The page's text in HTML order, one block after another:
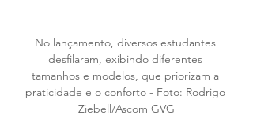
No lançamento, diversos estudantes
desfilaram, exibindo diferentes
tamanhos e modelos, que priorizam a
praticidade e o conforto - Foto: Rodrigo
Ziebell/Ascom GVG